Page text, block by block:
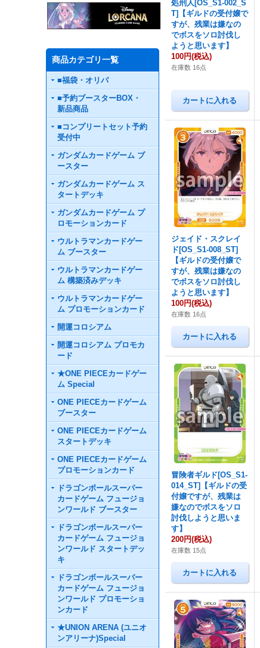
商品カテゴリ一覧
■福袋・オリパ
■予約ブースターBOX・
新品商品
■コンプリートセット予約
受付中
ガンダムカードゲーム ブ
ースター
ガンダムカードゲーム ス
タートデッキ
ガンダムカードゲーム プ
ロモーションカード
ウルトラマンカードゲー
ム ブースター
ウルトラマンカードゲー
ム 構築済みデッキ
ウルトラマンカードゲー
ム プロモーションカード
開運コロシアム
開運コロシアム プロモカ
ード
★ONE PIECEカードゲー
ム Special
ONE PIECEカードゲーム
ブースター
ONE PIECEカードゲーム
スタートデッキ
ONE PIECEカードゲーム
プロモーションカード
ドラゴンボールスーパー
カードゲーム フュージョ
ンワールド ブースター
ドラゴンボールスーパー
カードゲーム フュージョ
ンワールド スタートデッ
キ
ドラゴンボールスーパー
カードゲーム フュージョ
ンワールド プロモーショ
ンカード
★UNION ARENA (ユニオ
ンアリーナ)Special
処刑人[OS_S1-002_S
T]【ギルドの受付嬢で
すが、残業は嫌なの
でボスをソロ討伐し
ようと思います】
100円(税込)
在庫数 16点
ジェイド・スクレイ
ド[OS_S1-008_ST]
【ギルドの受付嬢で
すが、残業は嫌なの
でボスをソロ討伐し
ようと思います】
100円(税込)
在庫数 16点
冒険者ギルド[OS_S1-
014_ST]【ギルドの受
付嬢ですが、残業は
嫌なのでボスをソロ
討伐しようと思いま
す】
200円(税込)
在庫数 15点